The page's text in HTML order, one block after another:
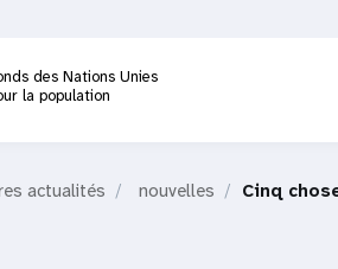
des Nations Unies
la population
actualités nouvelles Cinq